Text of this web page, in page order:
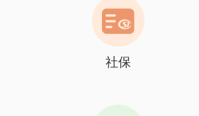
社保